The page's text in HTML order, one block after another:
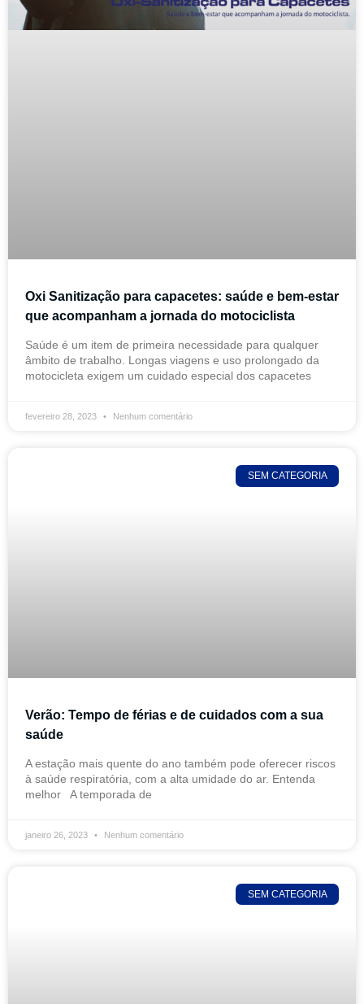
Oxi Sanitização para capacetes: saúde e bem-estar
que acompanham a jornada do motociclista
Saúde é um item de primeira necessidade para qualquer
âmbito de trabalho. Longas viagens e uso prolongado da
motocicleta exigem um cuidado especial dos capacetes
fevereiro 28, 2023 Nenhum comentário
SEM CATEGORIA
Verão: Tempo de férias e de cuidados com a sua
saúde
A estação mais quente do ano também pode oferecer riscos
à saúde respiratória, com a alta umidade do ar. Entenda
melhor A temporada de
janeiro 26, 2023 Nenhum comentário
SEM CATEGORIA